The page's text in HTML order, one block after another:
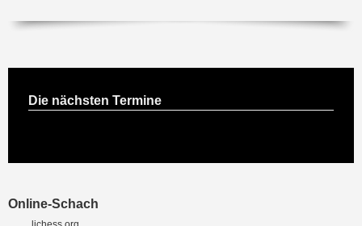
Die nächsten Termine
Online-Schach